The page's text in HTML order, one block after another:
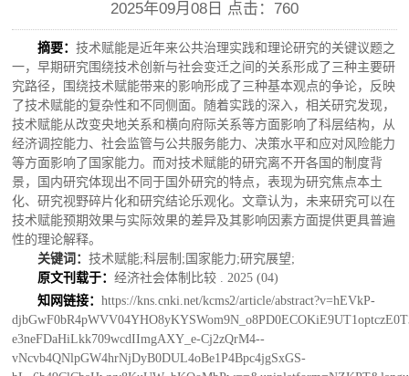
2025年09月08日 点击： 760
摘要：技术赋能是近年来公共治理实践和理论研究的关键议题之
一，早期研究围绕技术创新与社会变迁之间的关系形成了三种主要研
究路径，围绕技术赋能带来的影响形成了三种基本观点的争论，反映
了技术赋能的复杂性和不同侧面。随着实践的深入，相关研究发现，
技术赋能从改变央地关系和横向府际关系等方面影响了科层结构，从
经济调控能力、社会监管与公共服务能力、决策水平和应对风险能力
等方面影响了国家能力。而对技术赋能的研究离不开各国的制度背
景，国内研究体现出不同于国外研究的特点，表现为研究焦点本土
化、研究视野碎片化和研究结论乐观化。文章认为，未来研究可以在
技术赋能预期效果与实际效果的差异及其影响因素方面提供更具普遍
性的理论解释。
关键词：技术赋能;科层制;国家能力;研究展望;
原文刊载于：经济社会体制比较
. 2025 (04)
知网链接：https://kns.cnki.net/kcms2/article/abstract?v=hEVkP-
e3neFDaHiLkk709wcdIImgAXY_e-Cj2zQrM4--
vNcvb4QNlpGW4hrNjDyB0DUL4oBe1P4Bpc4jgSxGS-